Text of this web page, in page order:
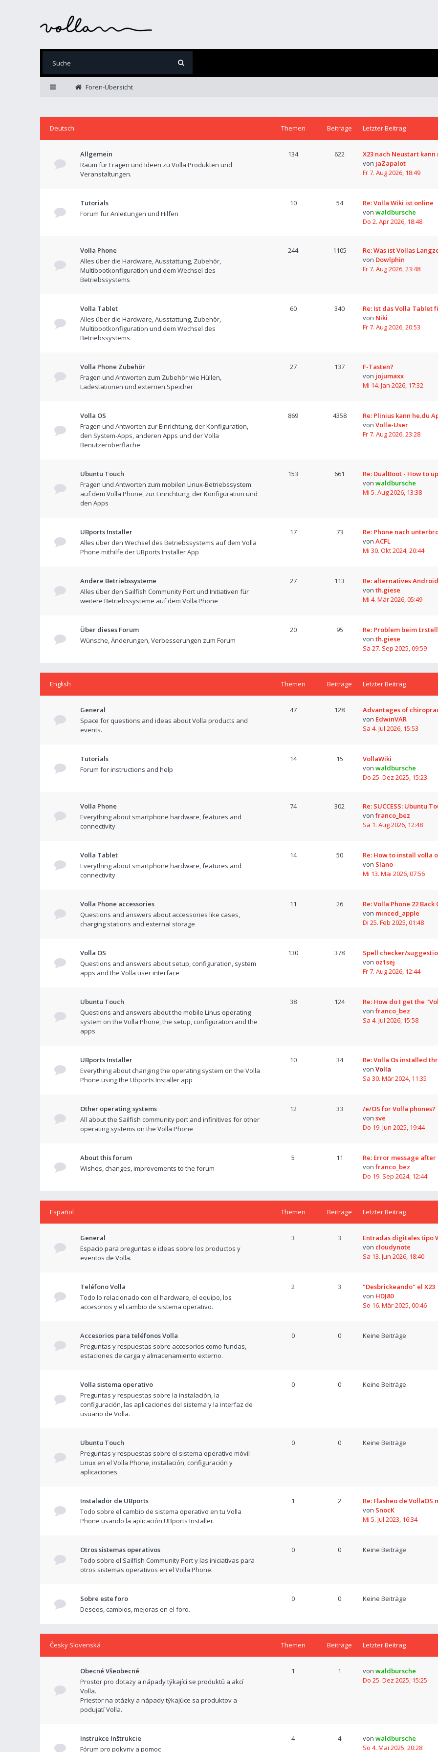
Foren-Übersicht
Deutsch Themen Beiträge Letzter Beitrag
Allgemein
Raum für Fragen und Ideen zu Volla Produkten und
Veranstaltungen.
134 622
X23 nach Neustart
von jaZapalot
Fr 7. Aug 2026, 18:49
Tutorials
Forum für Anleitungen und Hilfen
10 54
Re: Volla Wiki ist online
von waldbursche
Do 2. Apr 2026, 18:48
Volla Phone
Alles über die Hardware, Ausstattung, Zubehör,
Multibootkonfiguration und dem Wechsel des
Betriebssystems
244 1105
Re: Was ist Vollas
von Dowlphin
Fr 7. Aug 2026, 23:48
Volla Tablet
Alles über die Hardware, Ausstattung, Zubehör,
Multibootkonfiguration und dem Wechsel des
Betriebssystems
60 340
Re: Ist das Volla Tablet
von Niki
Fr 7. Aug 2026, 20:53
Volla Phone Zubehör
Fragen und Antworten zum Zubehör wie Hüllen,
Ladestationen und externen Speicher
27 137
F-Tasten?
von jojumaxx
Mi 14. Jan 2026, 17:32
Volla OS
Fragen und Antworten zur Einrichtung, der Konfiguration,
den System-Apps, anderen Apps und der Volla
Benutzeroberfläche
869 4358
Re: Plinius kann he.du
von Volla-User
Fr 7. Aug 2026, 23:28
Ubuntu Touch
Fragen und Antworten zum mobilen Linux-Betriebssystem
auf dem Volla Phone, zur Einrichtung, der Konfiguration und
den Apps
153 661
Re: DualBoot - How to
von waldbursche
Mi 5. Aug 2026, 13:38
UBports Installer
Alles über den Wechsel des Betriebssystems auf dem Volla
Phone mithilfe der UBports Installer App
17 73
Re: Phone nach
von ACFL
Mi 30. Okt 2024, 20:44
Andere Betriebssysteme
Alles über den Sailfish Community Port und Initiativen für
weitere Betriebssysteme auf dem Volla Phone
27 113
Re: alternatives
von th.giese
Mi 4. Mär 2026, 05:49
Über dieses Forum
Wünsche, Änderungen, Verbesserungen zum Forum
20 95
Re: Problem beim
von th.giese
Sa 27. Sep 2025, 09:59
English Themen Beiträge Letzter Beitrag
General
Space for questions and ideas about Volla products and
events.
47 128
Advantages of
von EdwinVAR
Sa 4. Jul 2026, 15:53
Tutorials
Forum for instructions and help
14 15
VollaWiki
von waldbursche
Do 25. Dez 2025, 15:23
Volla Phone
Everything about smartphone hardware, features and
connectivity
74 302
Re: SUCCESS: Ubuntu
von franco_bez
Sa 1. Aug 2026, 12:48
Volla Tablet
Everything about smartphone hardware, features and
connectivity
14 50
Re: How to install volla
von Slano
Mi 13. Mai 2026, 07:56
Volla Phone accessories
Questions and answers about accessories like cases,
charging stations and external storage
11 26
Re: Volla Phone 22 Back
von minced_apple
Di 25. Feb 2025, 01:48
Volla OS
Questions and answers about setup, configuration, system
apps and the Volla user interface
130 378
Spell checker/
von oz1sej
Fr 7. Aug 2026, 12:44
Ubuntu Touch
Questions and answers about the mobile Linus operating
system on the Volla Phone, the setup, configuration and the
apps
38 124
Re: How do I get the
von franco_bez
Sa 4. Jul 2026, 15:58
UBports Installer
Everything about changing the operating system on the Volla
Phone using the Ubports Installer app
10 34
Re: Volla Os installed
von Volla
Sa 30. Mär 2024, 11:35
Other operating systems
All about the Sailfish community port and infinitives for other
operating systems on the Volla Phone
12 33
/e/OS for Volla phones?
von sve
Do 19. Jun 2025, 19:44
About this forum
Wishes, changes, improvements to the forum
5 11
Re: Error message
von franco_bez
Do 19. Sep 2024, 12:44
Español Themen Beiträge Letzter Beitrag
General
Espacio para preguntas e ideas sobre los productos y
eventos de Volla.
3 3
Entradas digitales tipo
von cloudynote
Sa 13. Jun 2026, 18:40
Teléfono Volla
Todo lo relacionado con el hardware, el equipo, los
accesorios y el cambio de sistema operativo.
2 3
"Desbrickeando" el X23
von HDJ80
So 16. Mär 2025, 00:46
Accesorios para teléfonos Volla
Preguntas y respuestas sobre accesorios como fundas,
estaciones de carga y almacenamiento externo.
0 0 Keine Beiträge
Volla sistema operativo
Preguntas y respuestas sobre la instalación, la
configuración, las aplicaciones del sistema y la interfaz de
usuario de Volla.
0 0 Keine Beiträge
Ubuntu Touch
Preguntas y respuestas sobre el sistema operativo móvil
Linux en el Volla Phone, instalación, configuración y
aplicaciones.
0 0 Keine Beiträge
Instalador de UBports
Todo sobre el cambio de sistema operativo en tu Volla
Phone usando la aplicación UBports Installer.
1 2
Re: Flasheo de VollaOS
von SnocK
Mi 5. Jul 2023, 16:34
Otros sistemas operativos
Todo sobre el Sailfish Community Port y las iniciativas para
otros sistemas operativos en el Volla Phone.
0 0 Keine Beiträge
Sobre este foro
Deseos, cambios, mejoras en el foro.
0 0 Keine Beiträge
Česky Slovenská Themen Beiträge Letzter Beitrag
Obecné Všeobecné
Prostor pro dotazy a nápady týkající se produktů a akcí
Volla.
Priestor na otázky a nápady týkajúce sa produktov a
podujatí Volla.
1 1 von waldbursche
Do 25. Dez 2025, 15:25
Instrukce Inštrukcie
Fórum pro pokyny a pomoc
4 4 von waldbursche
So 4. Mai 2025, 20:28